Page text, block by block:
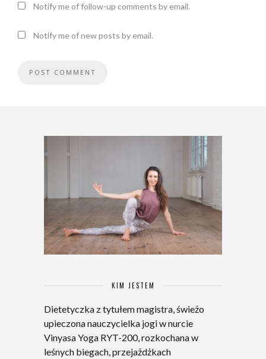
Notify me of follow-up comments by email.
Notify me of new posts by email.
KIM JESTEM
Dietetyczka z tytułem magistra, świeżo
upieczona nauczycielka jogi w nurcie
Vinyasa Yoga RYT-200, rozkochana w
leśnych biegach, przejażdżkach